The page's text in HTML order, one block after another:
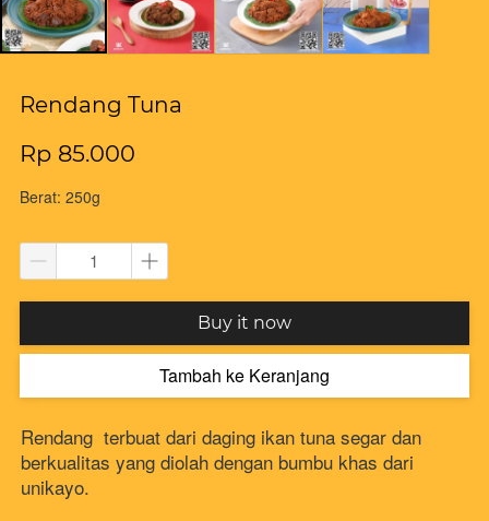
Rendang Tuna
Rp 85.000
Berat: 250g
`Buy it now
`
Tambah ke Keranjang
Rendang  terbuat dari daging ikan tuna segar dan
berkualitas yang diolah dengan bumbu khas dari
unikayo.